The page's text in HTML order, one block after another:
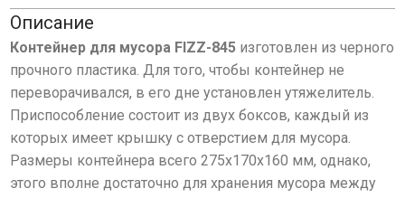
Описание
Контейнер для мусора FIZZ-845 изготовлен из черного
прочного пластика. Для того, чтобы контейнер не
переворачивался, в его дне установлен утяжелитель.
Приспособление состоит из двух боксов, каждый из
которых имеет крышку с отверстием для мусора.
Размеры контейнера всего 275х170х160 мм, однако,
этого вполне достаточно для хранения мусора между